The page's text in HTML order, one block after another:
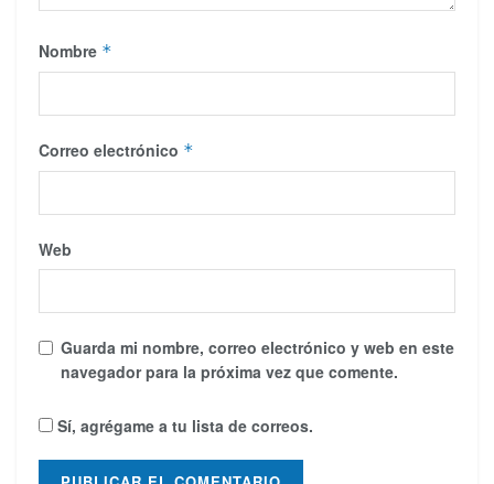
Nombre *
Correo electrónico *
Web
Guarda mi nombre, correo electrónico y web en este
navegador para la próxima vez que comente.
Sí, agrégame a tu lista de correos.